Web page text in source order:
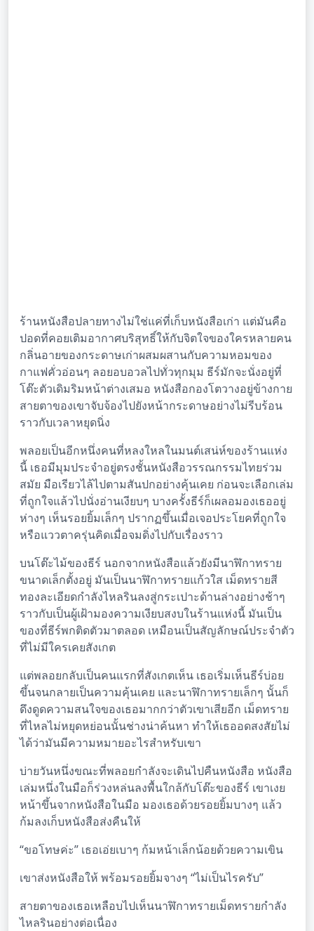
ร้านหนังสือปลายทางไม่ใช่แค่ที่เก็บหนังสือเก่า แต่มันคือ
ปอดที่คอยเติมอากาศบริสุทธิ์ให้กับจิตใจของใครหลายคน
กลิ่นอายของกระดาษเก่าผสมผสานกับความหอมของ
กาแฟคั่วอ่อนๆ ลอยอบอวลไปทั่วทุกมุม ธีร์มักจะนั่งอยู่ที่
โต๊ะตัวเดิมริมหน้าต่างเสมอ หนังสือกองโตวางอยู่ข้างกาย
สายตาของเขาจับจ้องไปยังหน้ากระดาษอย่างไม่รีบร้อน
ราวกับเวลาหยุดนิ่ง
พลอยเป็นอีกหนึ่งคนที่หลงใหลในมนต์เสน่ห์ของร้านแห่ง
นี้ เธอมีมุมประจำอยู่ตรงชั้นหนังสือวรรณกรรมไทยร่วม
สมัย มือเรียวไล้ไปตามสันปกอย่างคุ้นเคย ก่อนจะเลือกเล่ม
ที่ถูกใจแล้วไปนั่งอ่านเงียบๆ บางครั้งธีร์ก็เผลอมองเธออยู่
ห่างๆ เห็นรอยยิ้มเล็กๆ ปรากฏขึ้นเมื่อเจอประโยคที่ถูกใจ
หรือแววตาครุ่นคิดเมื่อจมดิ่งไปกับเรื่องราว
บนโต๊ะไม้ของธีร์ นอกจากหนังสือแล้วยังมีนาฬิกาทราย
ขนาดเล็กตั้งอยู่ มันเป็นนาฬิกาทรายแก้วใส เม็ดทรายสี
ทองละเอียดกำลังไหลรินลงสู่กระเปาะด้านล่างอย่างช้าๆ
ราวกับเป็นผู้เฝ้ามองความเงียบสงบในร้านแห่งนี้ มันเป็น
ของที่ธีร์พกติดตัวมาตลอด เหมือนเป็นสัญลักษณ์ประจำตัว
ที่ไม่มีใครเคยสังเกต
แต่พลอยกลับเป็นคนแรกที่สังเกตเห็น เธอเริ่มเห็นธีร์บ่อย
ขึ้นจนกลายเป็นความคุ้นเคย และนาฬิกาทรายเล็กๆ นั้นก็
ดึงดูดความสนใจของเธอมากกว่าตัวเขาเสียอีก เม็ดทราย
ที่ไหลไม่หยุดหย่อนนั้นช่างน่าค้นหา ทำให้เธออดสงสัยไม่
ได้ว่ามันมีความหมายอะไรสำหรับเขา
บ่ายวันหนึ่งขณะที่พลอยกำลังจะเดินไปคืนหนังสือ หนังสือ
เล่มหนึ่งในมือก็ร่วงหล่นลงพื้นใกล้กับโต๊ะของธีร์ เขาเงย
หน้าขึ้นจากหนังสือในมือ มองเธอด้วยรอยยิ้มบางๆ แล้ว
ก้มลงเก็บหนังสือส่งคืนให้
“ขอโทษค่ะ” เธอเอ่ยเบาๆ ก้มหน้าเล็กน้อยด้วยความเขิน
เขาส่งหนังสือให้ พร้อมรอยยิ้มจางๆ “ไม่เป็นไรครับ”
สายตาของเธอเหลือบไปเห็นนาฬิกาทรายเม็ดทรายกำลัง
ไหลรินอย่างต่อเนื่อง